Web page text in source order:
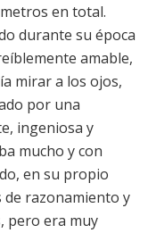
en total.
durante su época
amable,
mirar a los ojos,
por una
ingeniosa y
mucho y con
en su propio
razonamiento y
pero era muy